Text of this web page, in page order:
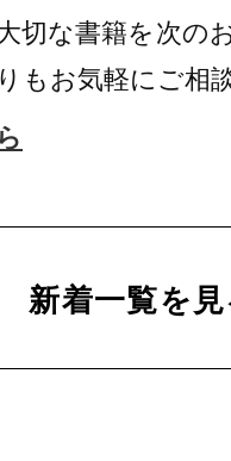
切な書籍を次の
もお気軽にご相
新着一覧を